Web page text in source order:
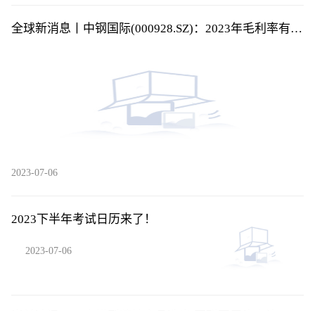
全球新消息丨中钢国际(000928.SZ)：2023年毛利率有所
2023-07-06
2023下半年考试日历来了！
2023-07-06